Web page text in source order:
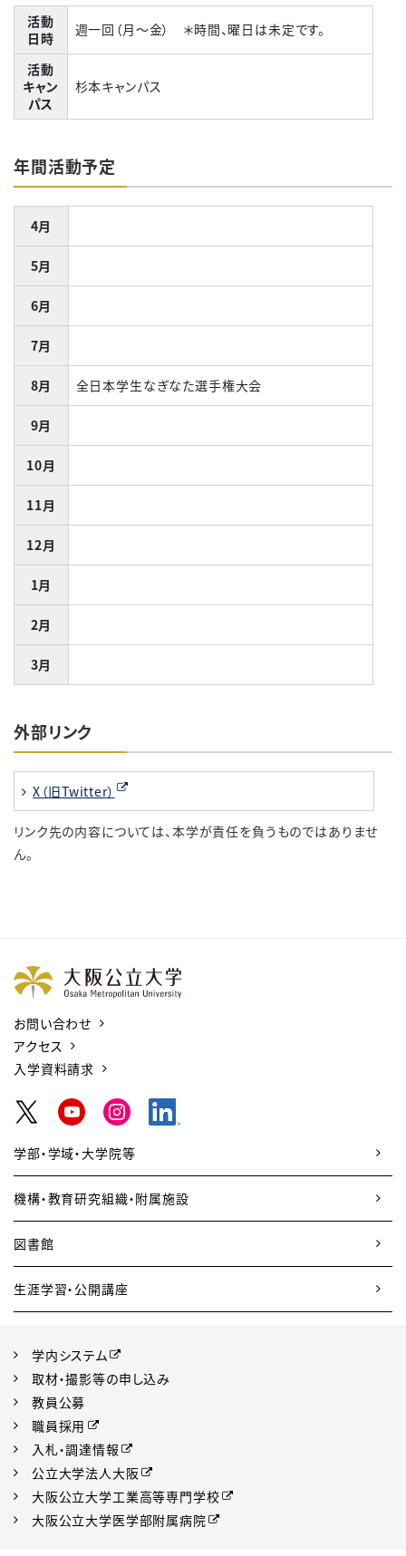
活動
日時
週一回（月～金） ＊時間、曜日は未定です。
活動
キャン
パス
杉本キャンパス
年間活動予定
4月
5月
6月
7月
8月 全日本学生なぎなた選手権大会
9月
10月
11月
12月
1月
2月
3月
外部リンク
X（旧Twitter）
リンク先の内容については、本学が責任を負うものではありませ
ん。
お問い合わせ
アクセス
入学資料請求
学部・学域・大学院等
機構・教育研究組織・附属施設
図書館
生涯学習・公開講座
学内システム
取材・撮影等の申し込み
教員公募
職員採用
入札・調達情報
公立大学法人大阪
大阪公立大学工業高等専門学校
大阪公立大学医学部附属病院